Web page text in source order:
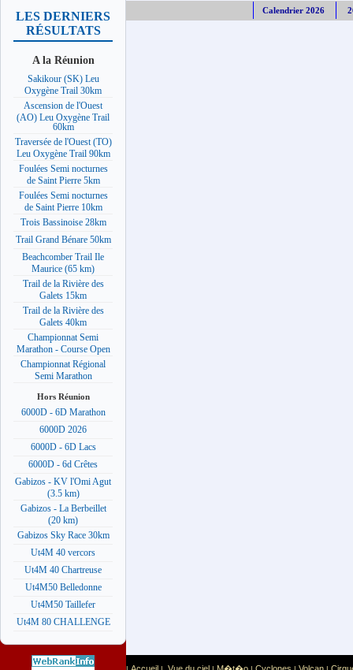
LES DERNIERS
RÉSULTATS
A la Réunion
Sakikour (SK) Leu
Oxygène Trail 30km
Ascension de l'Ouest
(AO) Leu Oxygène Trail
60km
Traversée de l'Ouest (TO)
Leu Oxygène Trail 90km
Foulées Semi nocturnes
de Saint Pierre 5km
Foulées Semi nocturnes
de Saint Pierre 10km
Trois Bassinoise 28km
Trail Grand Bénare 50km
Beachcomber Trail Ile
Maurice (65 km)
Trail de la Rivière des
Galets 15km
Trail de la Rivière des
Galets 40km
Championnat Semi
Marathon - Course Open
Championnat Régional
Semi Marathon
Hors Réunion
6000D - 6D Marathon
6000D 2026
6000D - 6D Lacs
6000D - 6d Crêtes
Gabizos - KV l'Omi Agut
(3.5 km)
Gabizos - La Berbeillet
(20 km)
Gabizos Sky Race 30km
Ut4M 40 vercors
Ut4M 40 Chartreuse
Ut4M50 Belledonne
Ut4M50 Taillefer
Ut4M 80 CHALLENGE
Calendrier 2026